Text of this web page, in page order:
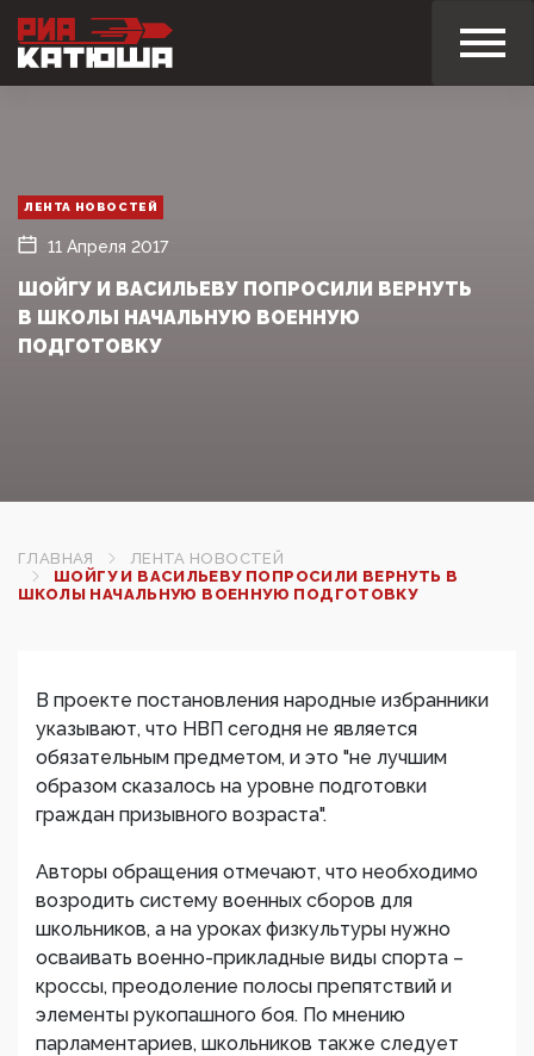
ЛЕНТА НОВОСТЕЙ
11 Апреля 2017
ШОЙГУ И ВАСИЛЬЕВУ ПОПРОСИЛИ ВЕРНУТЬ
В ШКОЛЫ НАЧАЛЬНУЮ ВОЕННУЮ
ПОДГОТОВКУ
ГЛАВНАЯ
ЛЕНТА НОВОСТЕЙ
ШОЙГУ И ВАСИЛЬЕВУ ПОПРОСИЛИ ВЕРНУТЬ В
ШКОЛЫ НАЧАЛЬНУЮ ВОЕННУЮ ПОДГОТОВКУ
В проекте постановления народные избранники
указывают, что НВП сегодня не является
обязательным предметом, и это "не лучшим
образом сказалось на уровне подготовки
граждан призывного возраста".
Авторы обращения отмечают, что необходимо
возродить систему военных сборов для
школьников, а на уроках физкультуры нужно
осваивать военно-прикладные виды спорта –
кроссы, преодоление полосы препятствий и
элементы рукопашного боя. По мнению
парламентариев, школьников также следует